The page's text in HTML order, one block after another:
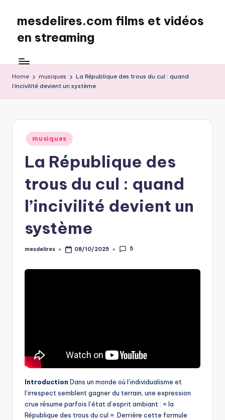
content
mesdelires.com films et vidéos
en streaming
:
film
et
video
en
français
Home musiques
La République des trous du cul : quand
l’incivilité devient un système
Posted
in
musiques
La République des
trous du cul : quand
l’incivilité devient un
système
Posted
mesdelires 08/10/2025 5
Introduction Dans un monde où l’individualisme et
l’irrespect semblent gagner du terrain, une expression
crue résume parfois l’état d’esprit ambiant : « la
République des trous du cul ». Derrière cette formule